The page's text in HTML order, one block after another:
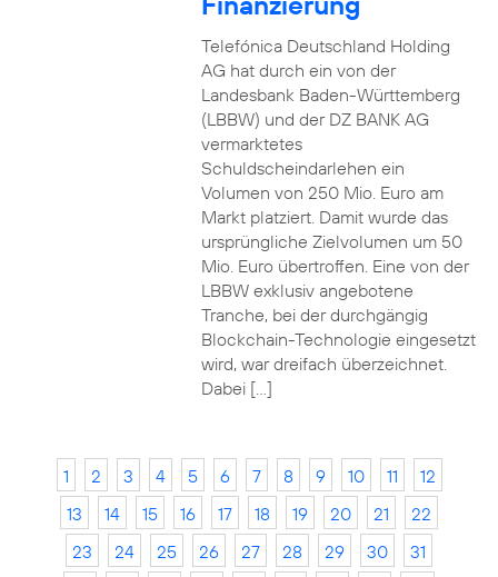
Telefónica Deutschland Holding
AG hat durch ein von der
Landesbank Baden-Württemberg
(LBBW) und der DZ BANK AG
vermarktetes
Schuldscheindarlehen ein
Volumen von 250 Mio. Euro am
Markt platziert. Damit wurde das
ursprüngliche Zielvolumen um 50
Mio. Euro übertroffen. Eine von der
LBBW exklusiv angebotene
Tranche, bei der durchgängig
Blockchain-Technologie eingesetzt
wird, war dreifach überzeichnet.
Dabei […]
1 2 3 4 5 6 7 8 9 10 11
12
13
14 15 16 17 18 19 20 21
22
23
24 25 26 27 28 29 30
31